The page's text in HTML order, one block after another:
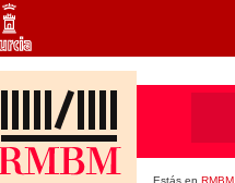
Estás en RMBM